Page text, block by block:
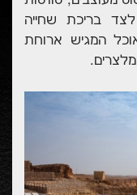
בריכת שחייה
המגיש ארוחת